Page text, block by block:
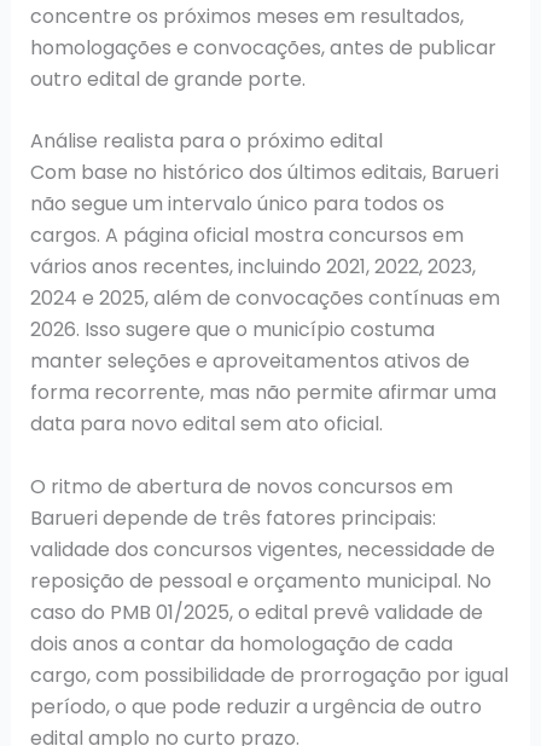
concentre os próximos meses em resultados,
homologações e convocações, antes de publicar
outro edital de grande porte.
Análise realista para o próximo edital
Com base no histórico dos últimos editais, Barueri
não segue um intervalo único para todos os
cargos. A página oficial mostra concursos em
vários anos recentes, incluindo 2021, 2022, 2023,
2024 e 2025, além de convocações contínuas em
2026. Isso sugere que o município costuma
manter seleções e aproveitamentos ativos de
forma recorrente, mas não permite afirmar uma
data para novo edital sem ato oficial.
O ritmo de abertura de novos concursos em
Barueri depende de três fatores principais:
validade dos concursos vigentes, necessidade de
reposição de pessoal e orçamento municipal. No
caso do PMB 01/2025, o edital prevê validade de
dois anos a contar da homologação de cada
cargo, com possibilidade de prorrogação por igual
período, o que pode reduzir a urgência de outro
edital amplo no curto prazo.